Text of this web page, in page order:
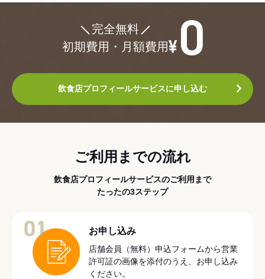
完全無料
初期費用・月額費用
飲食店プロフィールサービスに申し込む
ご利用までの流れ
飲食店プロフィールサービスのご利用まで
たったの3ステップ
お申し込み
店舗会員（無料）申込フォームから営業
許可証の画像を添付のうえ、お申し込み
ください。